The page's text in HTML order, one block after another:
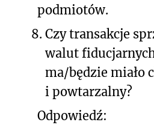
podmiotów.
8. Czy transakcje
walut
ma/będzie miało
i powtarzalny?
Odpowiedź: